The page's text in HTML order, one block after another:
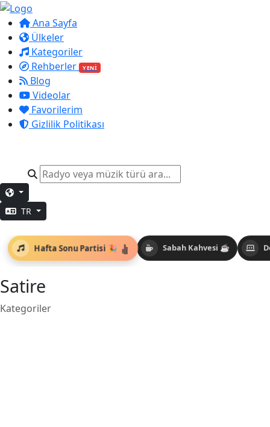
Ana Sayfa
Ülkeler
Kategoriler
Rehberler
YENİ
Blog
Videolar
Favorilerim
Gizlilik Politikası
TR
Sabah Kahvesi ☕
Hafta Sonu Partisi 🎉
Satire
Kategoriler